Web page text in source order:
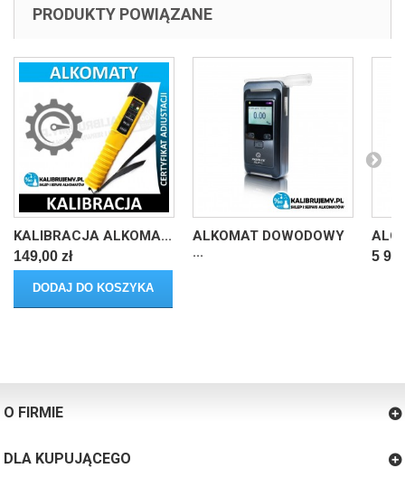
PRODUKTY POWIĄZANE
KALIBRACJA ALKOMA...
149,00 zł
DODAJ DO KOSZYKA
ALKOMAT DOWODOWY
...
5
O FIRMIE
DLA KUPUJĄCEGO